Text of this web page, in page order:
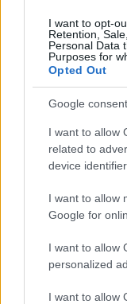
I want to opt-
Retention,
Personal Data
Purposes for
Opted Out
Google
I want to allow
related to
device
I want to allow
Google for
I want to allow
personalized
I want to allow